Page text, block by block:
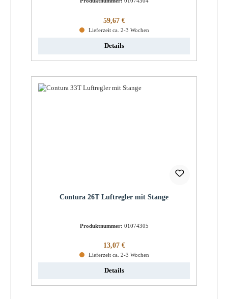
Regulärer Preis:
59,67 €
Lieferzeit ca. 2-3 Wochen
Details
Contura 26T Luftregler mit Stange
Produktnummer: 01074305
Regulärer Preis:
13,07 €
Lieferzeit ca. 2-3 Wochen
Details